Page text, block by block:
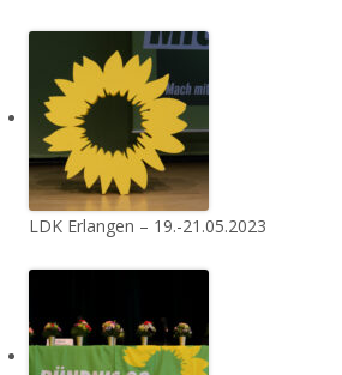
LDK Erlangen – 19.-21.05.2023